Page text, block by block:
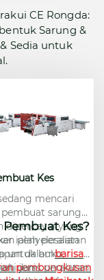
CE Rongda:
Sarung &
Sedia untuk
Kes
mencari
sarung
dipercayai yang
penyelesaian
untuk buku,
dan
Kes?
ialah peralatan
dalambarisan
pembungkusan
jenis peralatan